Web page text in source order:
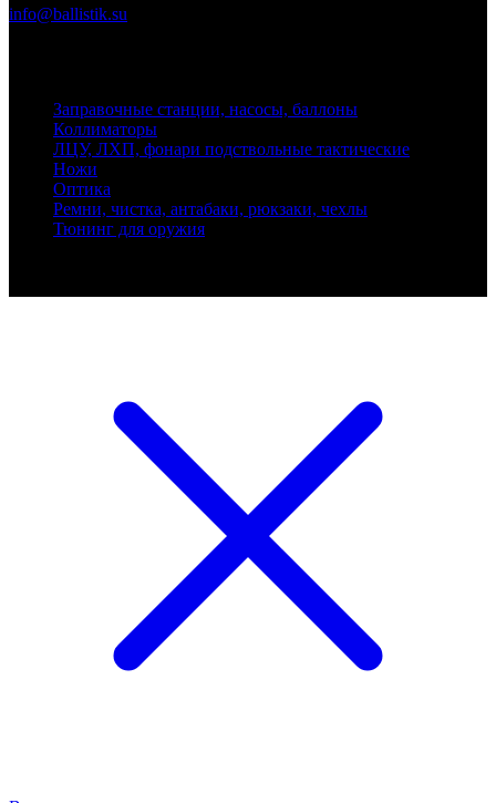
info@ballistik.su
Заправочные станции, насосы, баллоны
Коллиматоры
ЛЦУ, ЛХП, фонари подствольные тактические
Ножи
Оптика
Ремни, чистка, антабаки, рюкзаки, чехлы
Тюнинг для оружия